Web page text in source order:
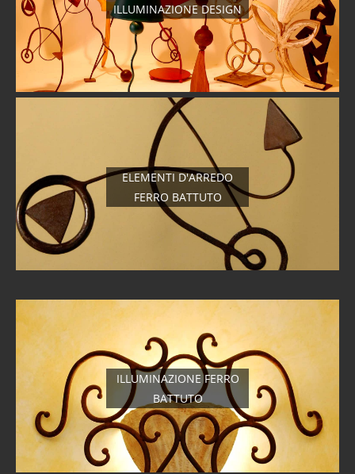
ILLUMINAZIONE DESIGN
ELEMENTI D'ARREDO
FERRO BATTUTO
ILLUMINAZIONE FERRO
BATTUTO